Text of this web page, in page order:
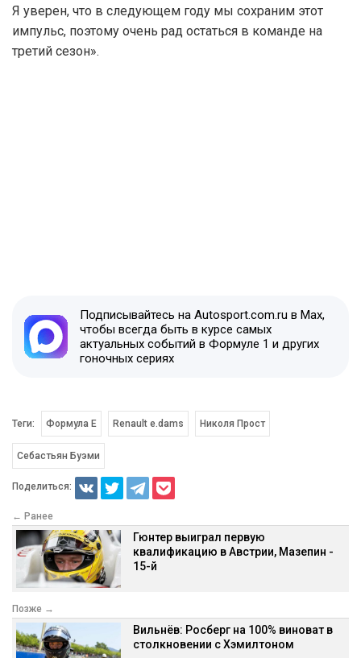
Я уверен, что в следующем году мы сохраним этот
импульс, поэтому очень рад остаться в команде на
третий сезон».
Подписывайтесь на Autosport.com.ru в Max,
чтобы всегда быть в курсе самых
актуальных событий в Формуле 1 и других
гоночных сериях
Теги: Формула E Renault e.dams Николя Прост
Себастьян Буэми
Поделиться:
← Ранее
Гюнтер выиграл первую
квалификацию в Австрии, Мазепин -
15-й
Позже →
Вильнёв: Росберг на 100% виноват в
столкновении с Хэмилтоном